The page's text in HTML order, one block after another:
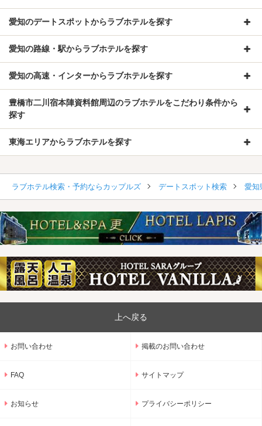
愛知のデートスポットからラブホテルを探す
愛知の路線・駅からラブホテルを探す
愛知の高速・インターからラブホテルを探す
豊橋市二川宿本陣資料館周辺のラブホテルをこだわり条件から
探す
東海エリアからラブホテルを探す
ラブホテル検索・予約ならカップルズ デートスポット検索 愛知
上へ戻る
お問い合わせ 掲載のお問い合わせ
FAQ サイトマップ
お知らせ プライバシーポリシー